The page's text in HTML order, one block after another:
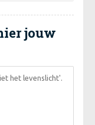
jouw